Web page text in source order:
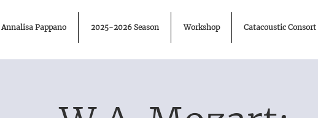
Annalisa Pappano 2025-2026 Season Workshop Catacoustic Consort